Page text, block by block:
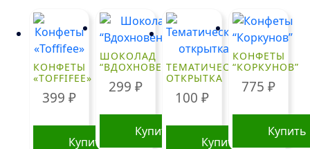
КОНФЕТЫ
«TOFFIFEE»
399₽
Купить
ШОКОЛАД
“ВДОХНОВЕНИЕ”
299₽
Купить
ТЕМАТИЧЕСКАЯ
ОТКРЫТКА
100₽
Купить
КОНФЕТЫ
“КОРКУНОВ”
775₽
Купить